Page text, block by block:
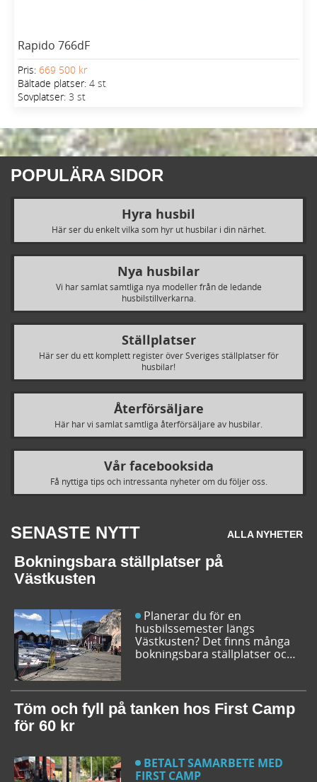
Rapido 766dF
Pris: 669 500 kr
Bältade platser: 4 st
Sovplatser: 3 st
POPULÄRA SIDOR
Hyra husbil
Här ser du enkelt vilka som hyr ut husbilar i din närhet.
Nya husbilar
Vi har samlat samtliga nya modeller från de ledande
husbilstillverkarna.
Ställplatser
Här ser du ett komplett register över Sveriges ställplatser för
husbilar!
Återförsäljare
Här har vi samlat samtliga återförsäljare av husbilar.
Vår facebooksida
Få nyttiga tips och intressanta nyheter om du följer oss.
SENASTE NYTT ALLA NYHETER
Bokningsbara ställplatser på
Västkusten
husbilssemester längs
Västkusten? Det finns många
bokningsbara ställplatser och
campingturen. Vi ger dig några
bra förslag på ställplatser och
husbilsplatser så att du kan
Töm och fyll på tanken hos First Camp
för 60 kr
BETALT SAMARBETE MED
FIRST CAMP